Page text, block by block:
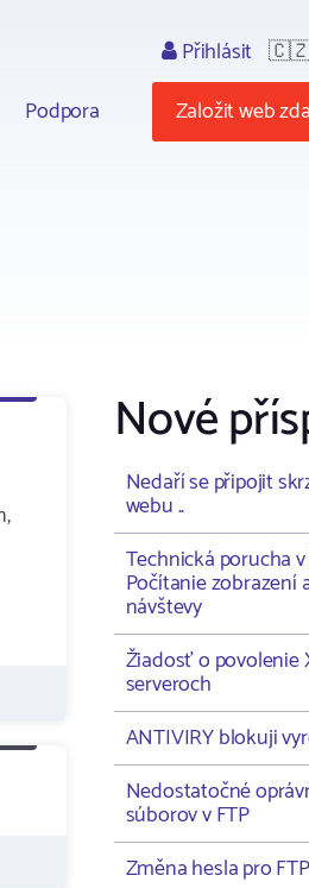
Podpora
Přihlásit
Založit web
Nové
Nedaří se připojit
webu ..
Technická porucha
Počítanie zobrazení
návštevy
Žiadosť o povolenie
serveroch
ANTIVIRY blokuji
Nedostatočné
súborov v FTP
Změna hesla pro FTP